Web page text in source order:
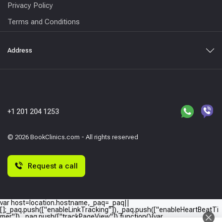
Privacy Policy
Terms and Conditions
Address
© 2026 BookClinics.com - All rights reserved
+1 201 204 1253
Request a call
var host=location.hostname,_paq=_paq||
[];_paq.push(["enableLinkTracking"]),_paq.push(["enableHeartBeatTi
mer"]),_paq.push(["trackPageView"]),function(){var